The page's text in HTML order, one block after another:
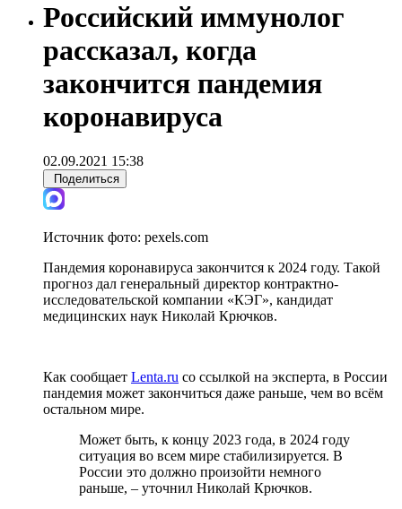
Российский иммунолог
рассказал, когда
закончится пандемия
коронавируса
02.09.2021 15:38
Поделиться
Источник фото: pexels.com
Пандемия коронавируса закончится к 2024 году. Такой
прогноз дал генеральный директор контрактно-
исследовательской компании «КЭГ», кандидат
медицинских наук Николай Крючков.
Как сообщает Lenta.ru со ссылкой на эксперта, в России
пандемия может закончиться даже раньше, чем во всём
остальном мире.
Может быть, к концу 2023 года, в 2024 году
ситуация во всем мире стабилизируется. В
России это должно произойти немного
раньше, – уточнил Николай Крючков.